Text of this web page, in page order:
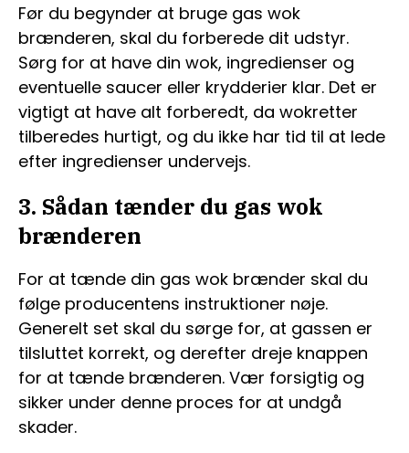
Før du begynder at bruge gas wok
brænderen, skal du forberede dit udstyr.
Sørg for at have din wok, ingredienser og
eventuelle saucer eller krydderier klar. Det er
vigtigt at have alt forberedt, da wokretter
tilberedes hurtigt, og du ikke har tid til at lede
efter ingredienser undervejs.
3. Sådan tænder du gas wok
brænderen
For at tænde din gas wok brænder skal du
følge producentens instruktioner nøje.
Generelt set skal du sørge for, at gassen er
tilsluttet korrekt, og derefter dreje knappen
for at tænde brænderen. Vær forsigtig og
sikker under denne proces for at undgå
skader.